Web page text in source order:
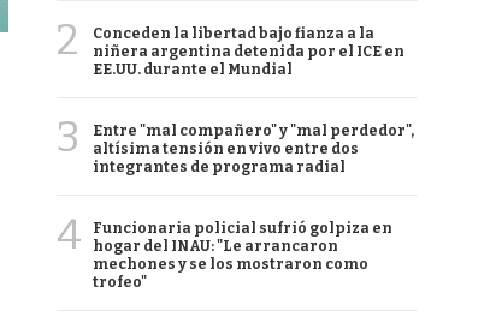
2
Conceden la libertad bajo fianza a la
niñera argentina detenida por el ICE en
EE.UU. durante el Mundial
3
Entre "mal compañero" y "mal perdedor",
altísima tensión en vivo entre dos
integrantes de programa radial
4
Funcionaria policial sufrió golpiza en
hogar del INAU: "Le arrancaron
mechones y se los mostraron como
trofeo"